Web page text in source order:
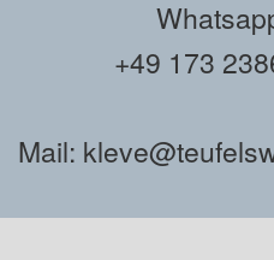
+49 173
Mail: